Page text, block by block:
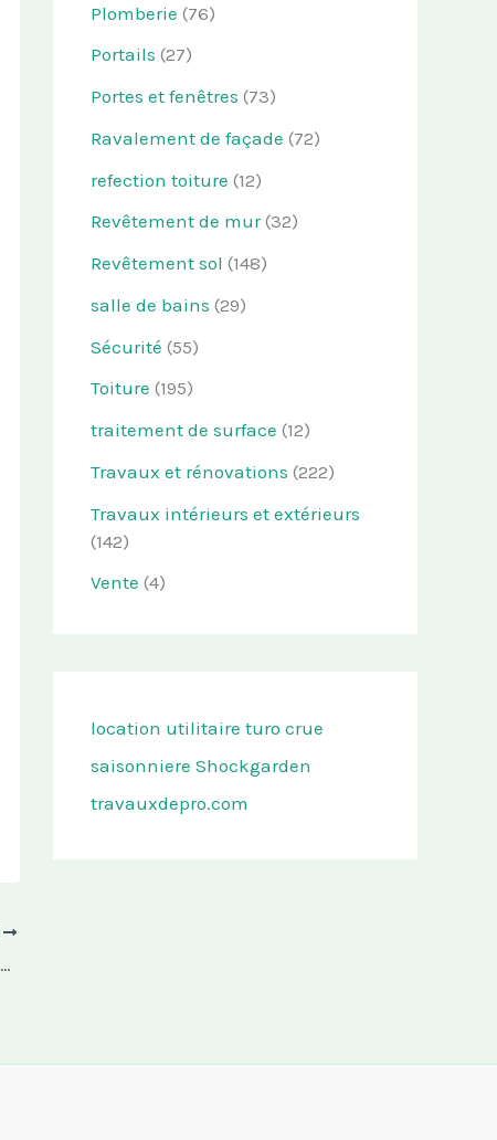
Charpente fermette : pourquoi est-elle la plus utilisée en neuf ?
Plomberie (76)
Portails (27)
Portes et fenêtres (73)
Ravalement de façade (72)
refection toiture (12)
Revêtement de mur(32)
Revêtement sol (148)
salle de bains (29)
Sécurité (55)
Toiture (195)
traitement de surface (12)
Travaux et rénovations (222)
Travaux intérieurs et extérieurs
(142)
Vente (4)
location utilitaire turo crue
saisonniere Shockgarden
travauxdepro.com